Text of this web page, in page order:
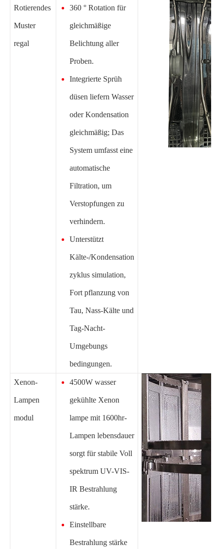
Rotierendes
Muster
regal
360 ° Rotation für
gleichmäßige
Belichtung aller
Proben.
Integrierte Sprüh
düsen liefern Wasser
oder Kondensation
gleichmäßig; Das
System umfasst eine
automatische
Filtration, um
Verstopfungen zu
verhindern.
Unterstützt
Kälte-/Kondensation
zyklus simulation,
Fort pflanzung von
Tau, Nass-Kälte und
Tag-Nacht-
Umgebungs
bedingungen.
Xenon-
Lampen
modul
4500W wasser
gekühlte Xenon
lampe mit 1600hr-
Lampen lebensdauer
sorgt für stabile Voll
spektrum UV-VIS-
IR Bestrahlung
stärke.
Einstellbare
Bestrahlung stärke